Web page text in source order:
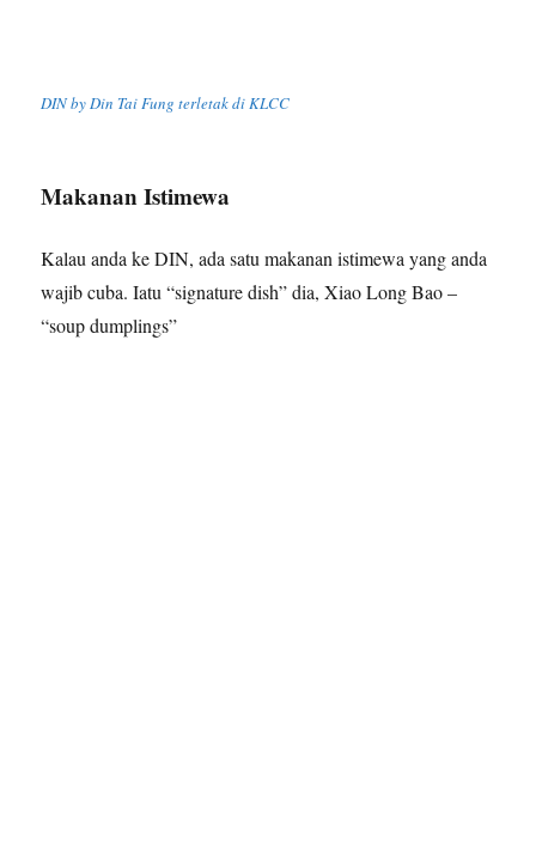
DIN by Din Tai Fung terletak di KLCC
Makanan Istimewa
Kalau anda ke DIN, ada satu makanan istimewa yang anda
wajib cuba. Iatu “signature dish” dia, Xiao Long Bao –
“soup dumplings”